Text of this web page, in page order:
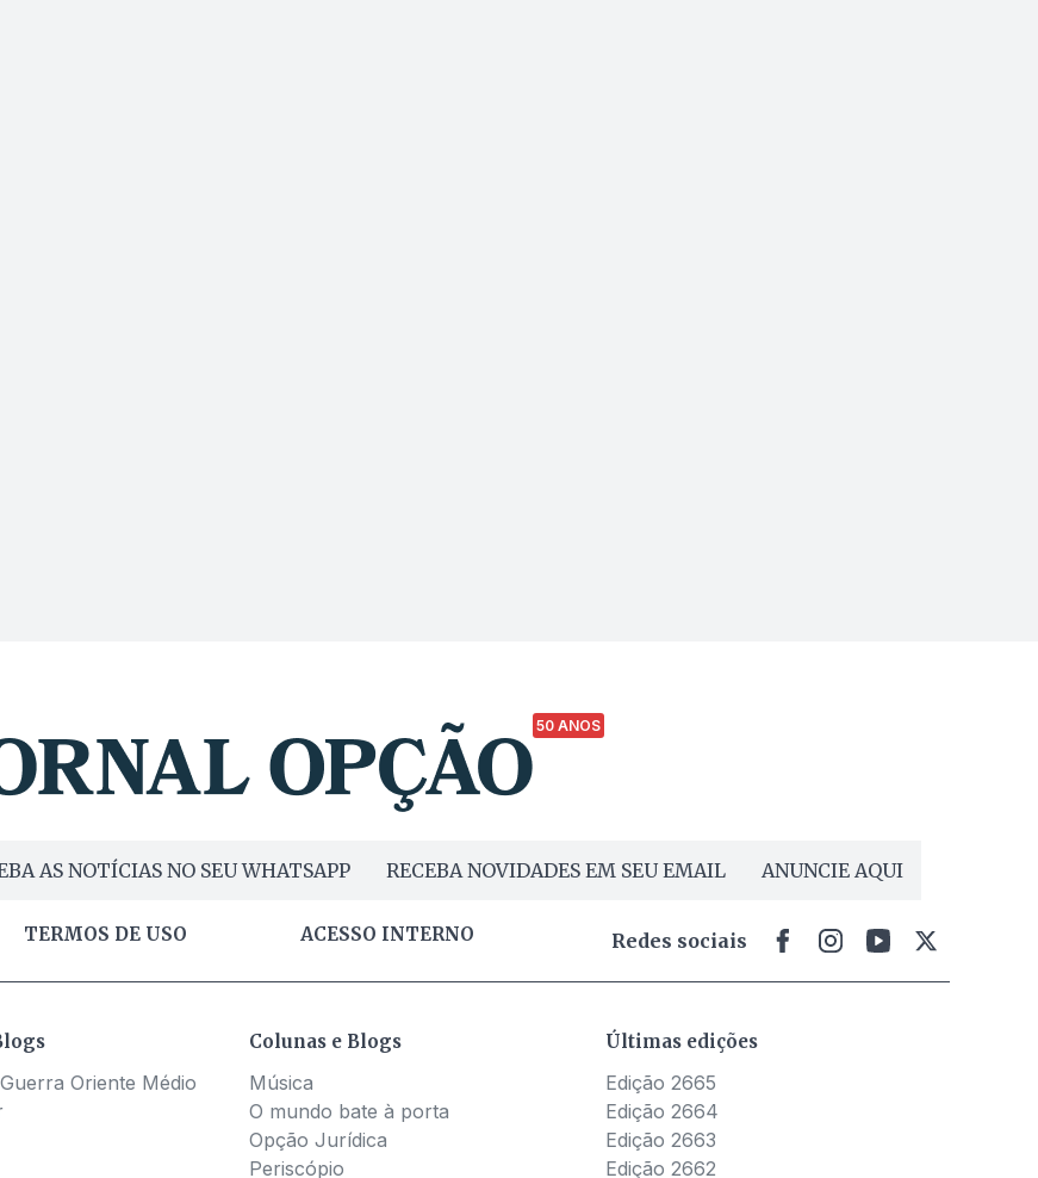
50 ANOS
AS NOTÍCIAS NO SEU WHATSAPP RECEBA NOVIDADES EM SEU EMAIL ANUNCIE AQUI
TERMOS DE USO ACESSO INTERNO Redes sociais
Oriente Médio
Colunas e Blogs
Música
O mundo bate à porta
Opção Jurídica
Periscópio
Últimas edições
Edição 2665
Edição 2664
Edição 2663
Edição 2662